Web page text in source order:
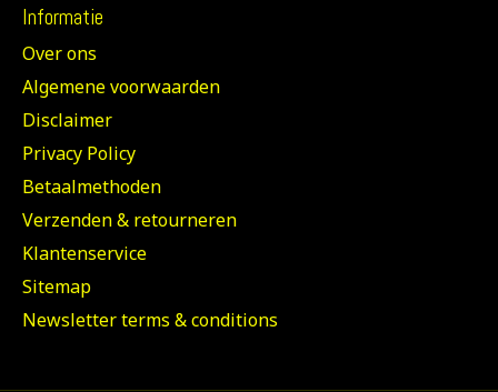
Informatie
Over ons
Algemene voorwaarden
Disclaimer
Privacy Policy
Betaalmethoden
Verzenden & retourneren
Klantenservice
Sitemap
Newsletter terms & conditions